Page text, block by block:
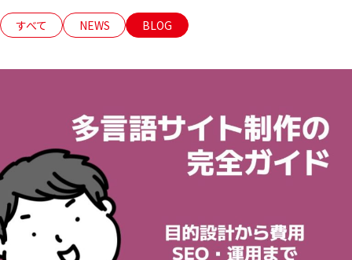
すべて NEWS BLOG